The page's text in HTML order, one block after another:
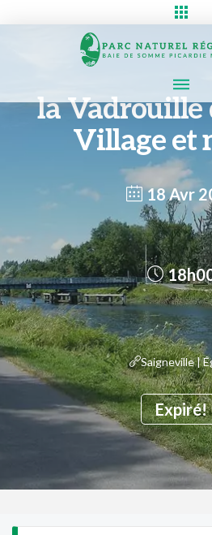
la Vadrouille
Village et
18 Avr
Expiré!
Saigneville |